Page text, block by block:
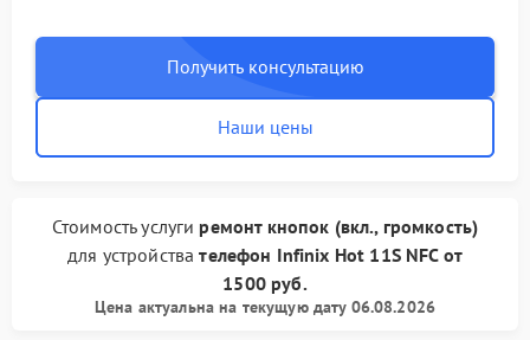
Получить консультацию
Наши цены
Стоимость услуги ремонт кнопок (вкл., громкость)
для устройствателефон Infinix Hot 11S NFC от
1500 руб.
Цена актуальна на текущую дату 06.08.2026